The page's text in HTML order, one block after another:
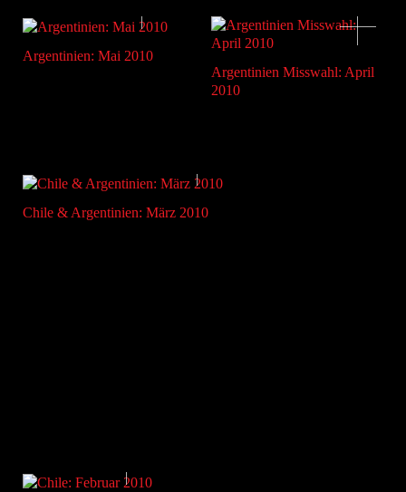
Argentinien: Mai 2010
Argentinien Misswahl: April
2010
Chile & Argentinien: März 2010